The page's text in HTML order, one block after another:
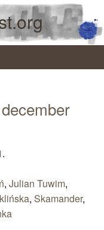
, Julian Tuwim,
, Skamander,